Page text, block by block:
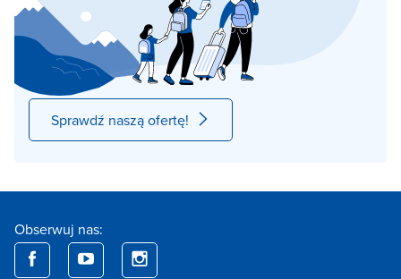
Sprawdź naszą ofertę!
Obserwuj nas: